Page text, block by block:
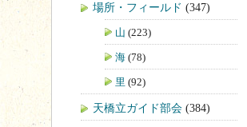
場所・フィールド (347)
山 (223)
海 (78)
里 (92)
天橋立ガイド部会 (384)